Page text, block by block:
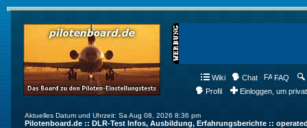
Wiki Chat FAQ
Profil
Einloggen, um
Aktuelles Datum und Uhrzeit: Sa Aug 08, 2026 8:36 pm
Pilotenboard.de :: DLR-Test Infos, Ausbildung, Erfahrungsberichte ::